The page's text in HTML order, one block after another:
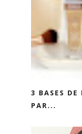
3 BASES DE
PAR...